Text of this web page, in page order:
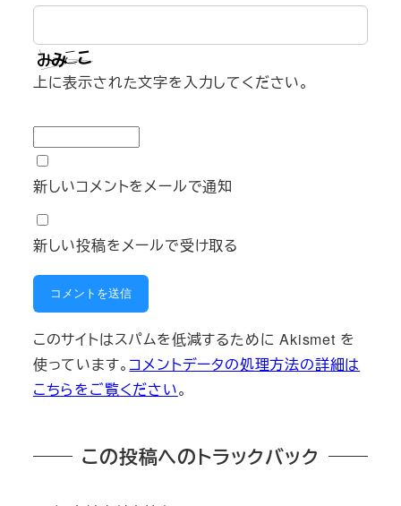
上に表示された文字を入力してください。
新しいコメントをメールで通知
新しい投稿をメールで受け取る
このサイトはスパムを低減するために Akismet を
使っています。 コメントデータの処理方法の詳細は
こちらをご覧ください。
この投稿へのトラックバック